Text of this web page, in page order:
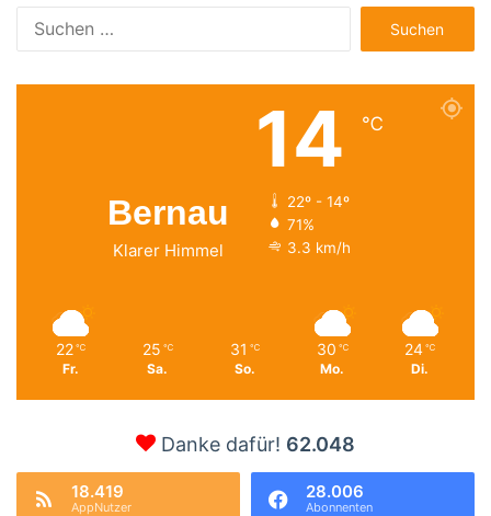
nach:
Bernau
Klarer Himmel
14 ℃
22º - 14º
71%
3.3 km/h
22 ℃
Fr.
25 ℃
Sa.
31 ℃
So.
30 ℃
Mo.
24 ℃
Di.
Danke dafür! 62.048
18.419
AppNutzer
28.006
Abonnenten